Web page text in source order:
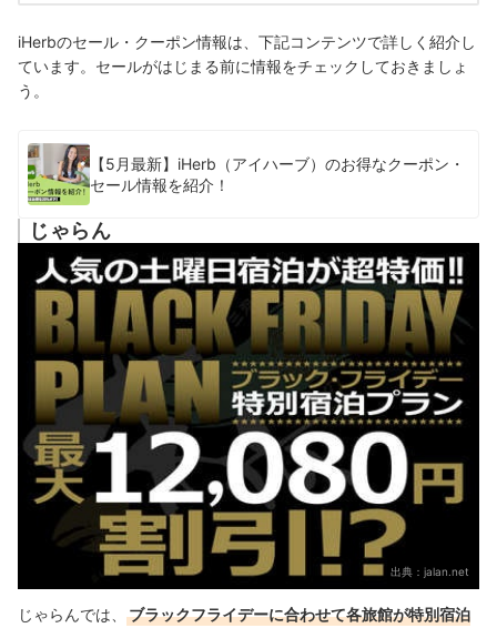
iHerbのセール・クーポン情報は、下記コンテンツで詳しく紹介し
ています。セールがはじまる前に情報をチェックしておきましょ
う。
【5月最新】iHerb（アイハーブ）のお得なクーポン・
セール情報を紹介！
じゃらん
出典： jalan.net
じゃらんでは、
ブラックフライデーに合わせて各旅館が特別宿泊